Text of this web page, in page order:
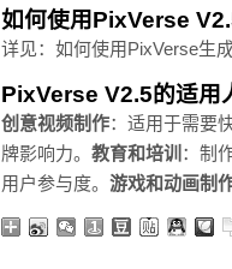
如何使用PixVerse
详见：如何使用PixVerse生
PixVerse V2.5的适用
创意视频制作：适用于需要
牌影响力。 教育和培训 ：制
用户参与度。 游戏和动画制